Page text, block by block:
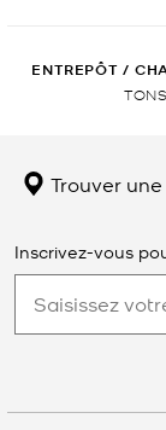
ENTREPÔT /
Trouver
Inscrivez-vous